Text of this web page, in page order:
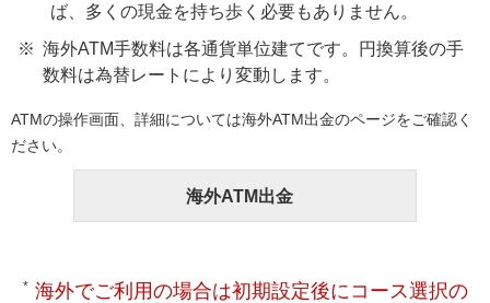
ば、多くの現金を持ち歩く必要もありません。
海外ATM手数料は各通貨単位建てです。円換算後の手
数料は為替レートにより変動します。
ATMの操作画面、詳細については海外ATM出金のページをご確認く
ださい。
海外ATM出金
海外でご利用の場合は初期設定後にコース選択の